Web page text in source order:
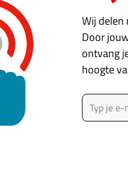
te houden in tenants,
functie, maar ik mis
mogelijkheid dat
volgt dit spoedig in een
Wij delen
Door
ontvang
hoogte
Typ je e-mailadres